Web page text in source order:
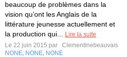
beaucoup de problèmes dans la
vision qu’ont les Anglais de la
littérature jeunesse actuellement et
la production qui...
Lire la suite
Le 22 juin 2015 par
Clementinebeauvais
NONE NONE NONE